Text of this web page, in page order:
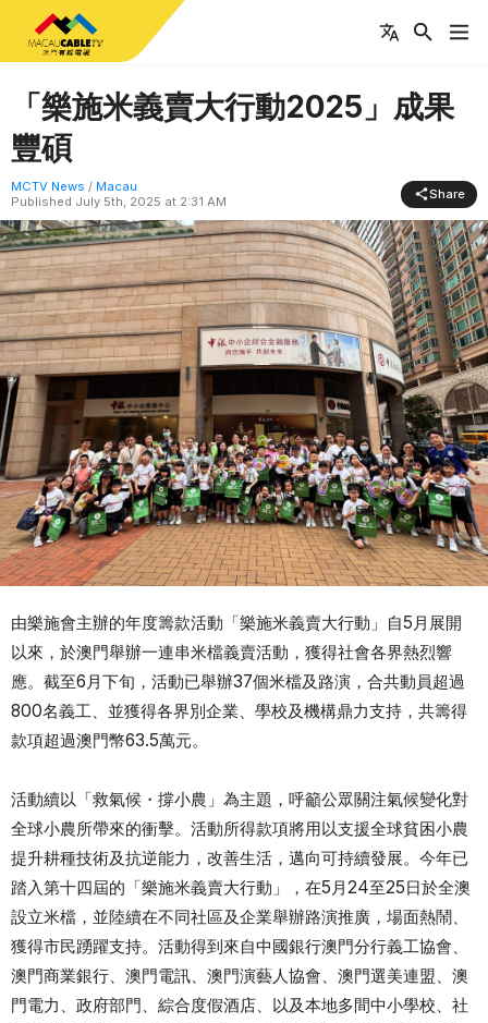
「樂施米義賣大行動2025」成果
豐碩
MCTV News / Macau
Published July 5th, 2025 at 2:31 AM Share
由樂施會主辦的年度籌款活動「樂施米義賣大行動」自5月展開
以來，於澳門舉辦一連串米檔義賣活動，獲得社會各界熱烈響
應。截至6月下旬，活動已舉辦37個米檔及路演，合共動員超過
800名義工、並獲得各界別企業、學校及機構鼎力支持，共籌得
款項超過澳門幣63.5萬元。
活動續以「救氣候・撐小農」為主題，呼籲公眾關注氣候變化對
全球小農所帶來的衝擊。活動所得款項將用以支援全球貧困小農
提升耕種技術及抗逆能力，改善生活，邁向可持續發展。今年已
踏入第十四屆的「樂施米義賣大行動」，在5月24至25日於全澳
設立米檔，並陸續在不同社區及企業舉辦路演推廣，場面熱鬧、
獲得市民踴躍支持。活動得到來自中國銀行澳門分行義工協會、
澳門商業銀行、澳門電訊、澳門演藝人協會、澳門選美連盟、澳
門電力、政府部門、綜合度假酒店、以及本地多間中小學校、社